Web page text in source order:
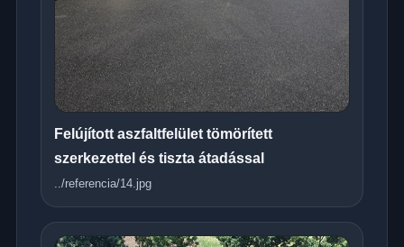
Felújított aszfaltfelület tömörített
szerkezettel és tiszta átadással
../referencia/14.jpg